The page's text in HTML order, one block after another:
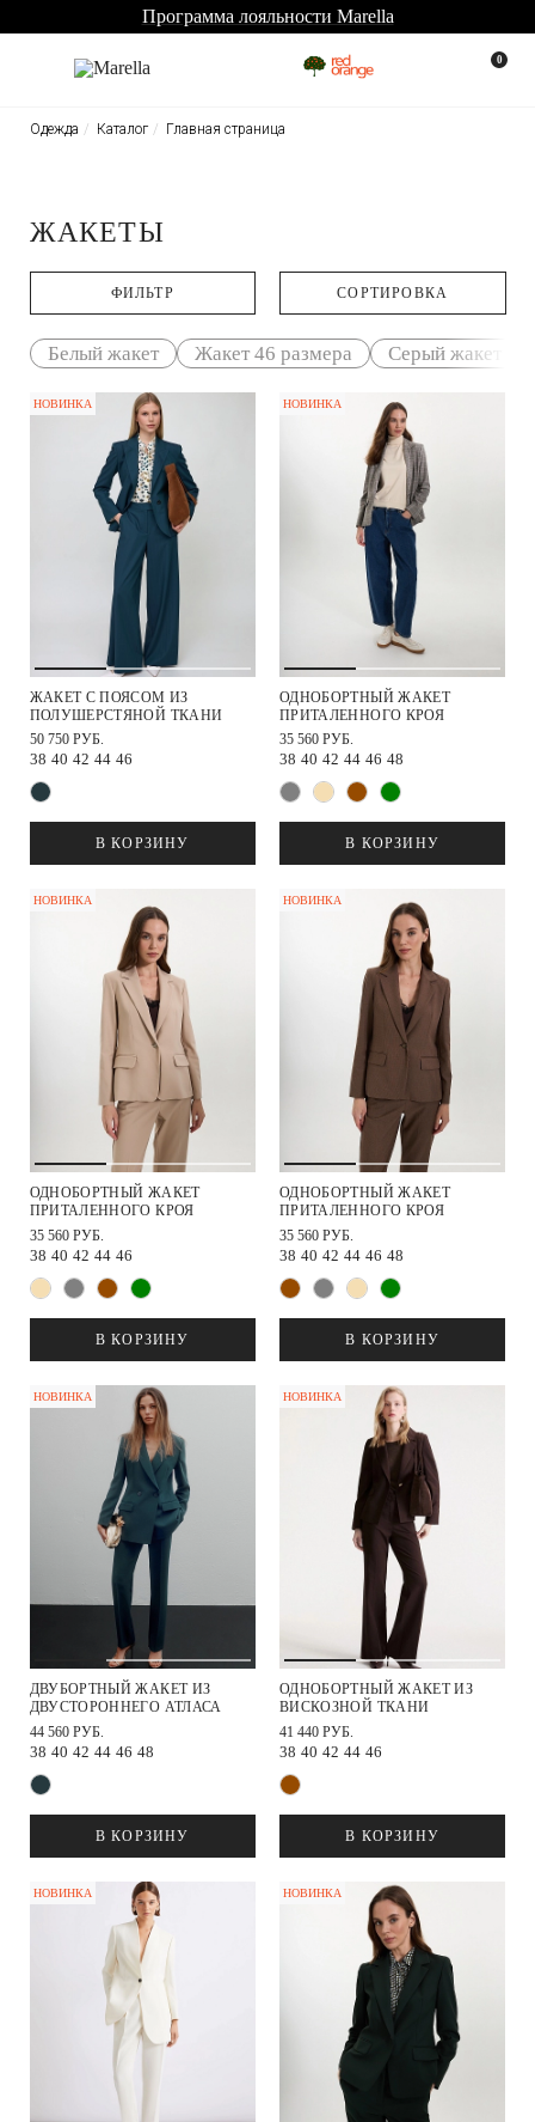
Бесплатная доставка по всей
0
Главная страница
Каталог
Одежда
ЖАКЕТЫ
ФИЛЬТР CОРТИРОВКА
Белый жакет Жакет 46 размера Серый жакет
НОВИНКА
ЖАКЕТ С ПОЯСОМ ИЗ
ПОЛУШЕРСТЯНОЙ ТКАНИ
50 750 РУБ.
38 40 42 44 46
В КОРЗИНУ
НОВИНКА
ОДНОБОРТНЫЙ ЖАКЕТ
ПРИТАЛЕННОГО КРОЯ
35 560 РУБ.
38 40 42 44 46 48
В КОРЗИНУ
НОВИНКА
ОДНОБОРТНЫЙ ЖАКЕТ
ПРИТАЛЕННОГО КРОЯ
35 560 РУБ.
38 40 42 44 46
В КОРЗИНУ
НОВИНКА
ОДНОБОРТНЫЙ ЖАКЕТ
ПРИТАЛЕННОГО КРОЯ
35 560 РУБ.
38 40 42 44 46 48
В КОРЗИНУ
НОВИНКА
ДВУБОРТНЫЙ ЖАКЕТ ИЗ
ДВУСТОРОННЕГО АТЛАСА
44 560 РУБ.
38 40 42 44 46 48
В КОРЗИНУ
НОВИНКА
ОДНОБОРТНЫЙ ЖАКЕТ ИЗ
ВИСКОЗНОЙ ТКАНИ
41 440 РУБ.
38 40 42 44 46
В КОРЗИНУ
НОВИНКА НОВИНКА